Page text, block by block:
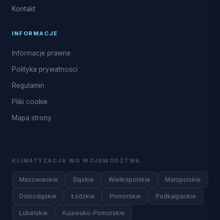
Kontakt
INFORMACJE
Informacje prawne
Polityka prywatności
Regulamin
Pliki cookie
Mapa strony
KLIMATYZACJA WG WOJEWÓDZTWA
Mazowieckie Śląskie Wielkopolskie Małopolskie
Dolnośląskie Łódzkie Pomorskie Podkarpackie
Lubelskie Kujawsko-Pomorskie